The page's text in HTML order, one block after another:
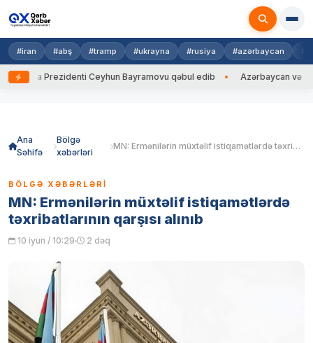
#iran #abş #tramp #ukrayna #rusiya #azərbaycan
Prezidenti Ceyhun Bayramovu qəbul edib Azərbaycan və
Ana
Səhifə
Bölgə
xəbərləri
MN: Ermənilərin müxtəlif istiqamətlərdə təxribatlarının qarşısı alınıb
BÖLGƏ XƏBƏRLƏRI
MN: Ermənilərin müxtəlif istiqamətlərdə
təxribatlarının qarşısı alınıb
10 iyun / 10:29 2 dəq